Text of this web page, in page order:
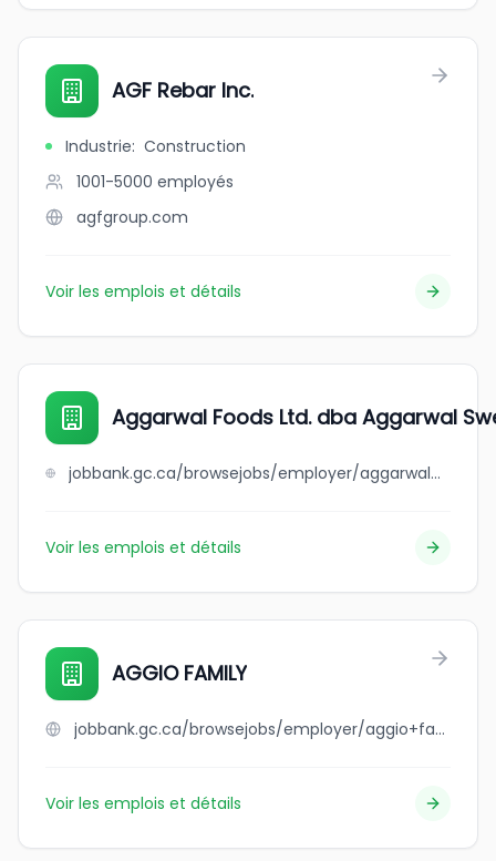
AGF Rebar Inc.
Industrie: Construction
1001-5000 employés
agfgroup.com
Voir les emplois et détails
Aggarwal Foods Ltd. dba Aggarwal
jobbank.gc.ca/browsejobs/employer/aggarwal+foods+ltd.+dba+aggarwal+sweets/ca
Voir les emplois et détails
AGGIO FAMILY
jobbank.gc.ca/browsejobs/employer/aggio+family/ca
Voir les emplois et détails